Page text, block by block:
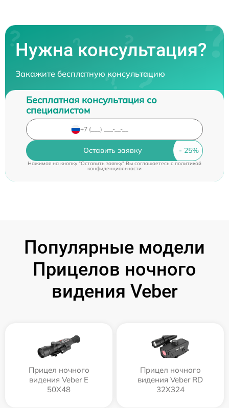
Нужна консультация?
Закажите бесплатную консультацию
Бесплатная консультация со
специалистом
Оставить заявку
Нажимая на кнопку "Оставить заявку" Вы соглашаетесь cполитикой
конфиденциальности
Популярные модели
Прицелов ночного
видения Veber
Прицел ночного
видения Veber E
50X48
Прицел ночного
видения Veber RD
32X324